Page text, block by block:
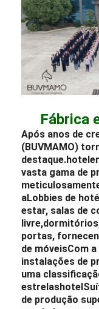
Fábrica
Após anos de
(BUVMAMO)
destaque.hotel
vasta gama de
aLobbies de
estar, salas de
livre,dormitórios
portas,
de móveisCom
instalações de
uma
estrelashotel
de produção